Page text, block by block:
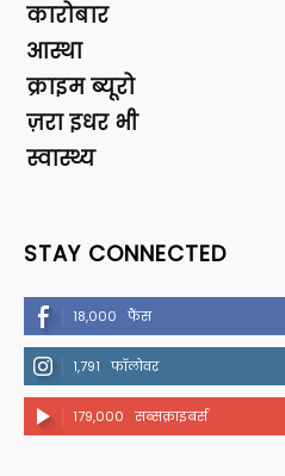
कारोबार
आस्था
क्राइम ब्यूरो
ज़रा इधर भी
स्वास्थ्य
STAY CONNECTED
18,000 फैंस
1,791 फॉलोवर
179,000 सब्सक्राइबर्स